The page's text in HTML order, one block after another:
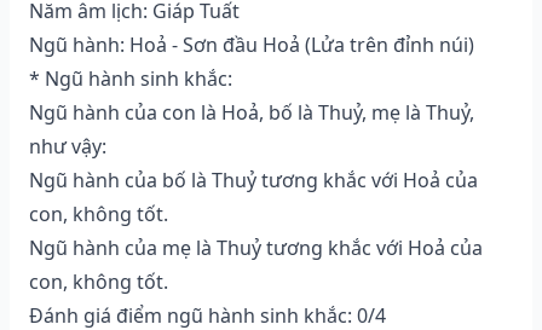
Năm âm lịch: Giáp Tuất
Ngũ hành: Hoả - Sơn đầu Hoả (Lửa trên đỉnh núi)
* Ngũ hành sinh khắc:
Ngũ hành của con là Hoả, bố là Thuỷ, mẹ là Thuỷ,
như vậy:
Ngũ hành của bố là Thuỷ tương khắc với Hoả của
con, không tốt.
Ngũ hành của mẹ là Thuỷ tương khắc với Hoả của
con, không tốt.
Đánh giá điểm ngũ hành sinh khắc: 0/4